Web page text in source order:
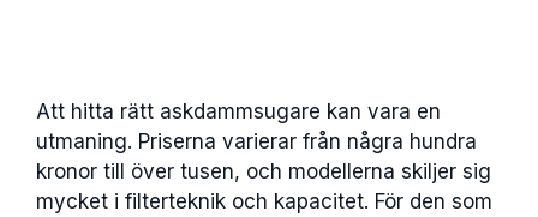
Att hitta rätt askdammsugare kan vara en
utmaning. Priserna varierar från några hundra
kronor till över tusen, och modellerna skiljer sig
mycket i filterteknik och kapacitet. För den som